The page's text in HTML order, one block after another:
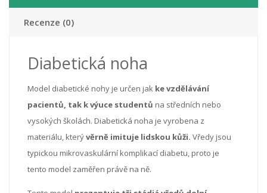
Recenze (0)
Diabetická noha
Model diabetické nohy je určen jak ke vzdělávání
pacientů, tak k výuce studentů na středních nebo
vysokých školách. Diabetická noha je vyrobena z
materiálu, kterývěrně imituje lidskou kůži. Vředy jsou
typickou mikrovaskulární komplikací diabetu, proto je
tento model zaměřen právě na ně.